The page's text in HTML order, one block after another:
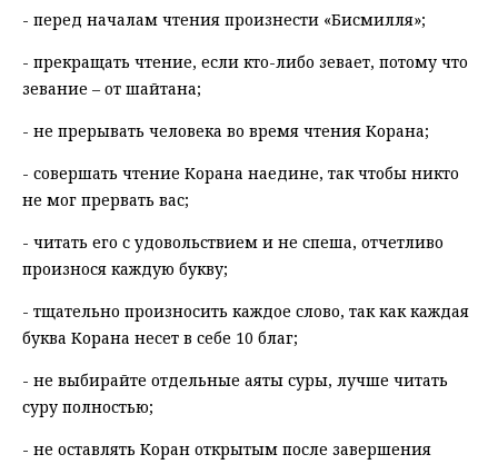
- перед началам чтения произнести «Бисмилля»;
- прекращать чтение, если кто-либо зевает, потому что
зевание – от шайтана;
- не прерывать человека во время чтения Корана;
- совершать чтение Корана наедине, так чтобы никто
не мог прервать вас;
- читать его с удовольствием и не спеша, отчетливо
произнося каждую букву;
- тщательно произносить каждое слово, так как каждая
буква Корана несет в себе 10 благ;
- не выбирайте отдельные аяты суры, лучше читать
суру полностью;
- не оставлять Коран открытым после завершения